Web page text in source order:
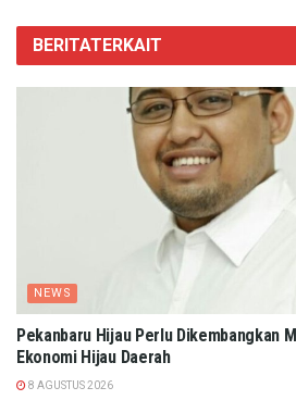
BERITATERKAIT
NEWS
Pekanbaru Hijau Perlu Dikembangkan
Ekonomi Hijau Daerah
8 AGUSTUS 2026